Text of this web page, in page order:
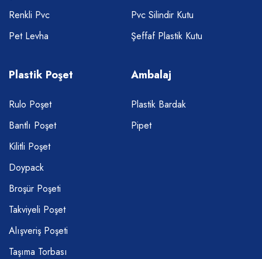
Renkli Pvc
Pet Levha
Pvc Silindir Kutu
Şeffaf Plastik Kutu
Plastik Poşet
Rulo Poşet
Bantlı Poşet
Kilitli Poşet
Doypack
Broşür Poşeti
Takviyeli Poşet
Alışveriş Poşeti
Taşıma Torbası
Ambalaj
Plastik Bardak
Pipet